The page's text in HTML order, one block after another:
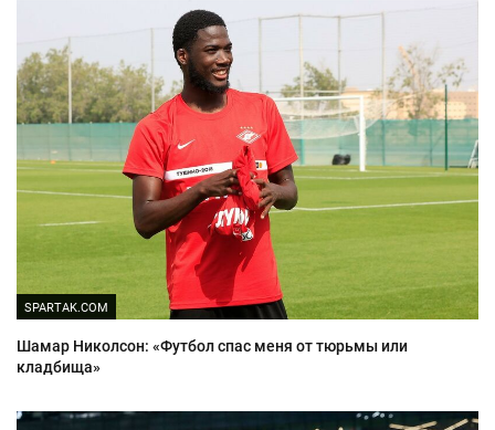
SPARTAK.COM
Шамар Николсон: «Футбол спас меня от тюрьмы или
кладбища»